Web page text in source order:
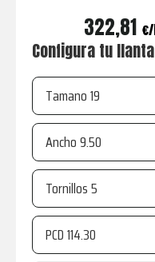
322,81 €
Configura tu llanta
Tamano
Ancho
Tornillos
PCD